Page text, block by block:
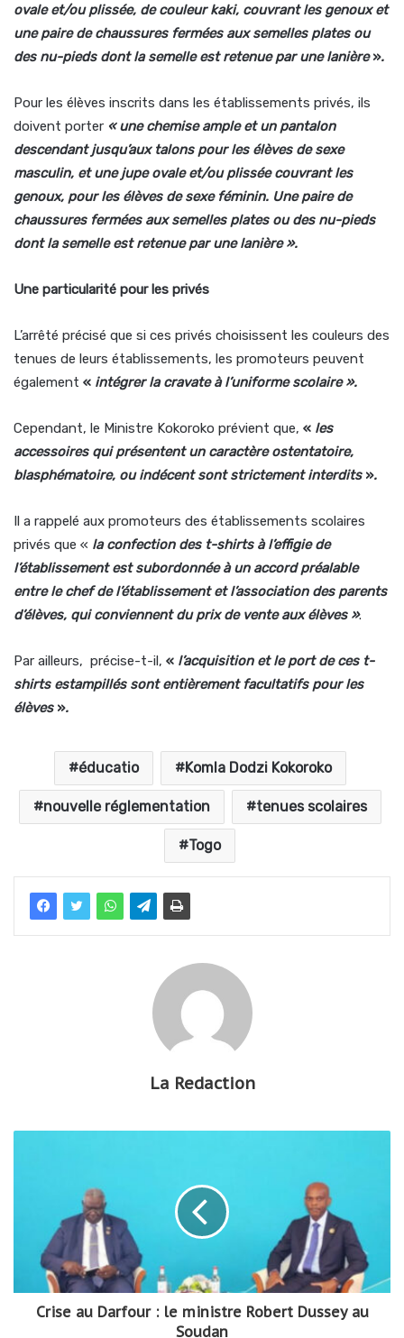
ovale et/ou plissée, de couleur kaki, couvrant les genoux et
une paire de chaussures fermées aux semelles plates ou
des nu-pieds dont la semelle est retenue par une lanière».
Pour les élèves inscrits dans les établissements privés, ils
doivent porter «une chemise ample et un pantalon
descendant jusqu’aux talons pour les élèves de sexe
masculin, et une jupe ovale et/ou plissée couvrant les
genoux, pour les élèves de sexe féminin. Une paire de
chaussures fermées aux semelles plates ou des nu-pieds
dont la semelle est retenue par une lanière».
Une particularité pour les privés
L’arrêté précisé que si ces privés choisissent les couleurs des
tenues de leurs établissements, les promoteurs peuvent
également « intégrer la cravate à l’uniforme scolaire ».
Cependant, le Ministre Kokoroko prévient que, « les
accessoires qui présentent un caractère ostentatoire,
blasphématoire, ou indécent sont strictement interdits».
Il a rappelé aux promoteurs des établissements scolaires
privés que « la confection des t-shirts à l’effigie de
l’établissement est subordonnée à un accord préalable
entre le chef de l’établissement et l’association des parents
d’élèves, qui conviennent du prix de vente aux élèves ».
Par ailleurs, précise-t-il, « l’acquisition et le port de ces t-
shirts estampillés sont entièrement facultatifs pour les
élèves».
éducatio Komla Dodzi Kokoroko
nouvelle réglementation tenues scolaires
Togo
La Redaction
Crise au Darfour : le ministre Robert Dussey au
Soudan